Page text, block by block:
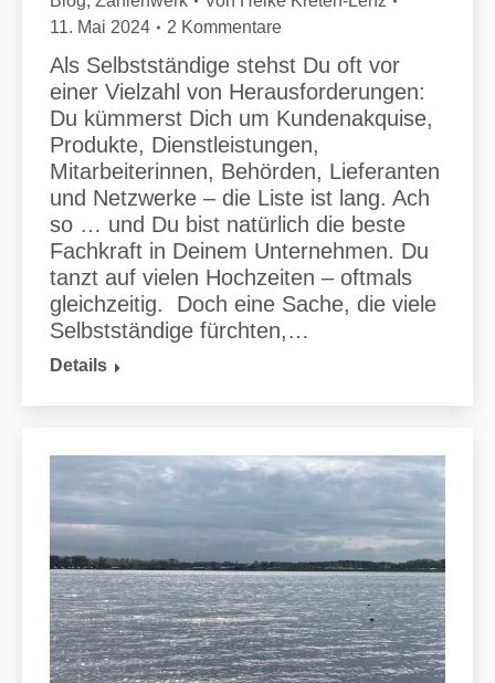
11. Mai 2024
2 Kommentare
Als Selbstständige stehst Du oft vor
einer Vielzahl von Herausforderungen:
Du kümmerst Dich um Kundenakquise,
Produkte, Dienstleistungen,
Mitarbeiterinnen, Behörden, Lieferanten
und Netzwerke – die Liste ist lang. Ach
so … und Du bist natürlich die beste
Fachkraft in Deinem Unternehmen. Du
tanzt auf vielen Hochzeiten – oftmals
gleichzeitig. Doch eine Sache, die viele
Selbstständige fürchten,…
Details